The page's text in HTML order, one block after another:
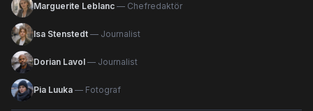
Marguerite Leblanc — Chefredaktör
Isa Stenstedt — Journalist
Dorian Lavol — Journalist
Pia Luuka — Fotograf